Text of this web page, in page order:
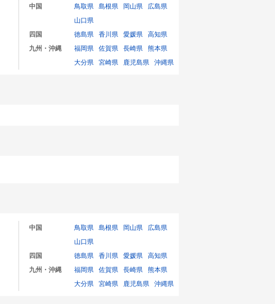
中国 鳥取県 島根県 岡山県
広島県
山口県
四国
徳島県 香川県 愛媛県
高知県
九州・沖縄
福岡県 佐賀県 長崎県
熊本県
大分県
宮崎県 鹿児島県 沖縄県
中国 鳥取県 島根県 岡山県
広島県
山口県
四国
徳島県 香川県 愛媛県
高知県
九州・沖縄
福岡県 佐賀県 長崎県
熊本県
大分県
宮崎県 鹿児島県 沖縄県